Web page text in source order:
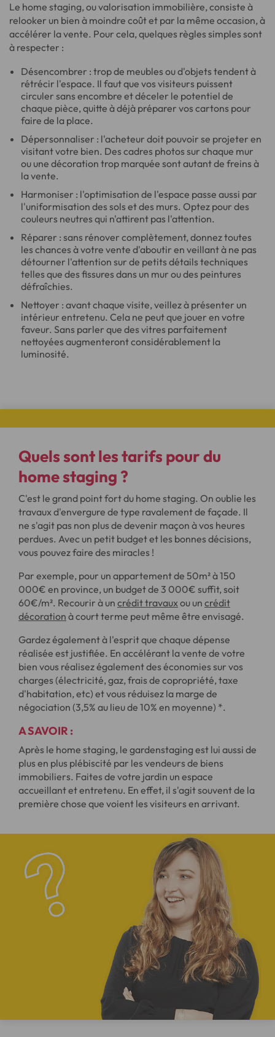
Le home staging, ou valorisation immobilière, consiste à
relooker un bien à moindre coût et par la même occasion, à
accélérer la vente. Pour cela, quelques règles simples sont
à respecter :
Désencombrer : trop de meubles ou d'objets tendent à
rétrécir l'espace. Il faut que vos visiteurs puissent
circuler sans encombre et déceler le potentiel de
chaque pièce, quitte à déjà préparer vos cartons pour
faire de la place.
Dépersonnaliser : l'acheteur doit pouvoir se projeter en
visitant votre bien. Des cadres photos sur chaque mur
ou une décoration trop marquée sont autant de freins à
la vente.
Harmoniser : l'optimisation de l'espace passe aussi par
l'uniformisation des sols et des murs. Optez pour des
couleurs neutres qui n'attirent pas l'attention.
Réparer : sans rénover complètement, donnez toutes
les chances à votre vente d'aboutir en veillant à ne pas
détourner l'attention sur de petits détails techniques
telles que des fissures dans un mur ou des peintures
défraîchies.
Nettoyer : avant chaque visite, veillez à présenter un
intérieur entretenu. Cela ne peut que jouer en votre
faveur. Sans parler que des vitres parfaitement
nettoyées augmenteront considérablement la
luminosité.
Quels sont lestarifs pour du
home staging ?
C'est le grand point fort du home staging. On oublie les
travaux d'envergure de type ravalement de façade. Il
ne s'agit pas non plus de devenir maçon à vos heures
perdues. Avec un petit budget et les bonnes décisions,
vous pouvez faire des miracles !
Par exemple, pour un appartement de 50m² à 150
000€ en province, un budget de 3 000€ suffit, soit
60€/m². Recourir à un crédit travauxou un crédit
décoration à court terme peut même être envisagé.
Gardez également à l'esprit que chaque dépense
réalisée est justifiée. En accélérant la vente de votre
bien vous réalisez également des économies sur vos
charges (électricité, gaz, frais de copropriété, taxe
d'habitation, etc) et vous réduisez la marge de
négociation (3,5% au lieu de 10% en moyenne) *.
A SAVOIR :
Après le home staging, le gardenstaging est lui aussi de
plus en plus plébiscité par les vendeurs de biens
immobiliers. Faites de votre jardin un espace
accueillant et entretenu. En effet, il s'agit souvent de la
première chose que voient les visiteurs en arrivant.